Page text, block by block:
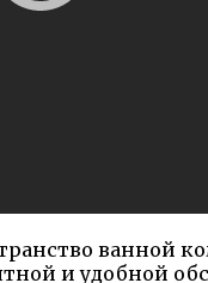
ванной
и удобной